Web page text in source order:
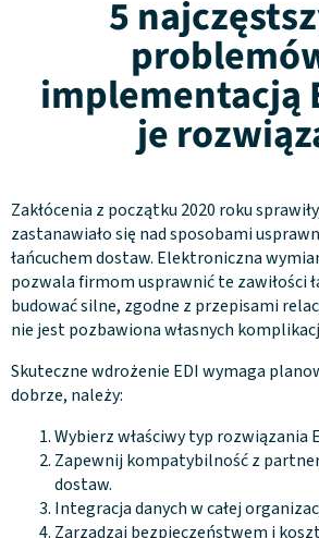
5
implementacją
je
Zakłócenia z początku 2020 roku
zastanawiało się nad sposobami
łańcuchem dostaw. Elektroniczna
pozwala firmom usprawnić te zawiłości
budować silne, zgodne z przepisami
nie jest pozbawiona własnych
Skuteczne wdrożenie EDI wymaga
dobrze, należy:
Wybierz właściwy typ rozwiązania
Zapewnij kompatybilność z
dostaw.
Integracja danych w całej
Zarządzaj bezpieczeństwem i